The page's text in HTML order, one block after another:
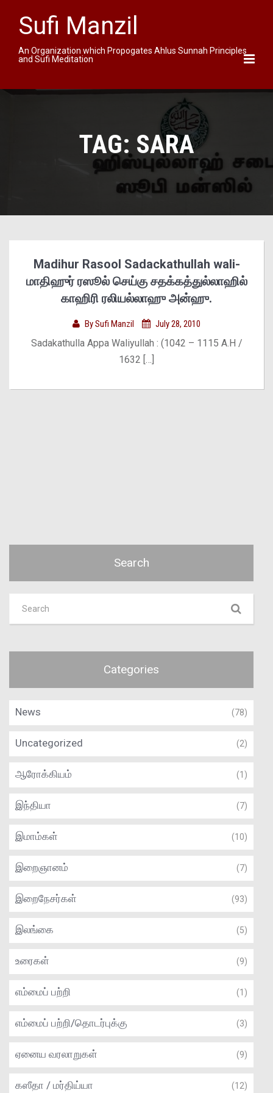
Sufi Manzil
An Organization which Propogates Ahlus Sunnah Principles
and Sufi Meditation
TAG: SARA
Madihur Rasool Sadackathullah wali-
மாதிஹுர் ரஸூல் செய்கு சதக்கத்துல்லாஹில்
காஹிரி ரலியல்லாஹு அன்ஹு.
BySufi Manzil July 28, 2010
Sadakathulla Appa Waliyullah : (1042 – 1115 A.H /
1632 […]
Search
Categories
News (78)
Uncategorized (2)
ஆரோக்கியம் (1)
இந்தியா (7)
இமாம்கள் (10)
இறைஞானம் (7)
இறைநேசர்கள் (93)
இலங்கை (5)
உரைகள் (9)
எம்மைப் பற்றி (1)
எம்மைப் பற்றி/தொடர்புக்கு (3)
ஏனைய வரலாறுகள் (9)
கஸீதா / மர்திய்யா (12)